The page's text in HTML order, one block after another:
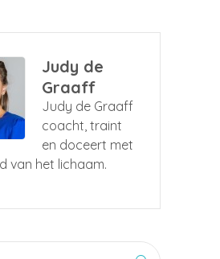
Judy de
Graaff
Judy de Graaff
coacht, traint
en doceert met
van het lichaam.